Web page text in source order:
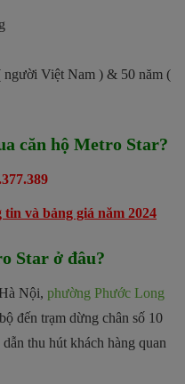
người Việt Nam ) & 50 năm (
căn hộ Metro Star?
và bảng giá năm 2024
Star ở đâu?
Nội, phường Phước Long
đến trạm dừng chân số 10
thu hút khách hàng quan